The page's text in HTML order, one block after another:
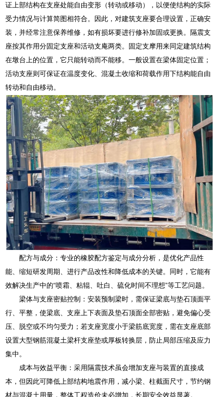
证上部结构在支座处能自由变形（转动或移动），以便使结构的实际
受力情况与计算简图相符合。因此，对建筑支座要合理设置，正确安
装，并经常注意保养维修，如有损坏要进行修补加固或更换。隔震支
座按其作用分固定支座和活动支庵两类。固定支摩用来同定建筑结构
在墩台上的位置，它只能转动而不能移。一般设置在梁体固定位置；
活动支座则可保证在温度变化、混凝土收缩和荷载作用下结构能自由
转动和自由移动。
配方与成分：专业的橡胶配方鉴定与成分分析，是优化产品性
能、缩短研发周期、进行产品改性和降低成本的关键。同时，它能有
效解决生产中的“喷霜、粘辊、吐白、硫化时间不理想”等工艺问题。
梁体与支座密贴控制：安装预制梁时，需保证梁底与垫石顶面平
行、平整，使梁底、支座上下表面及垫石顶面全部密贴，避免偏心受
压、脱空或不均匀受力；若支座宽度小于梁筋底宽度，需在支座底部
设置大型钢筋混凝土梁杆支座垫或厚板转换层，防止局部压缩及应力
集中。
成本与效益平衡：采用隔震技术虽会增加支座与装置的直接成
本，但因此可降低上部结构地震作用，减小梁、柱截面尺寸，节约钢
材与混凝土用量，整体工程造价未必增加，长期安全效益显著。